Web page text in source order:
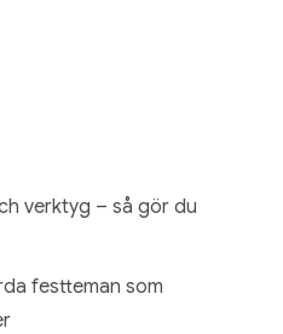
verktyg – så gör du
festteman som